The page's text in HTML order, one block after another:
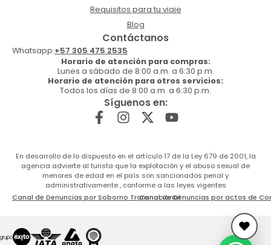
Requisitos para tu viaje
Blog
Contáctanos
Whatsapp:+57 305 475 2535
Horario de atención para compras:
Lunes a sábado de 8:00 a.m. a 6:30 p.m.
Horario de atención para otros servicios:
Todos los días de 8:00 a.m. a 6:30 p.m.
Síguenos en:
En desarrollo de lo dispuesto en el artículo 17 de la Ley 679 de 2001, la
agencia advierte al turista que la explotación y el abuso sexual de
menores de edad en el país son sancionados penal y
administrativamente , conforme a las leyes vigentes
Canal de Denuncias por Soborno TransnacionalCanal de Denuncias por actos de